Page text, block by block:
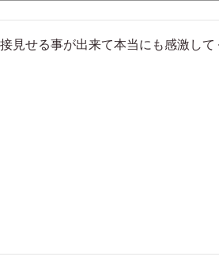
見せる事が出来て本当にも感激し